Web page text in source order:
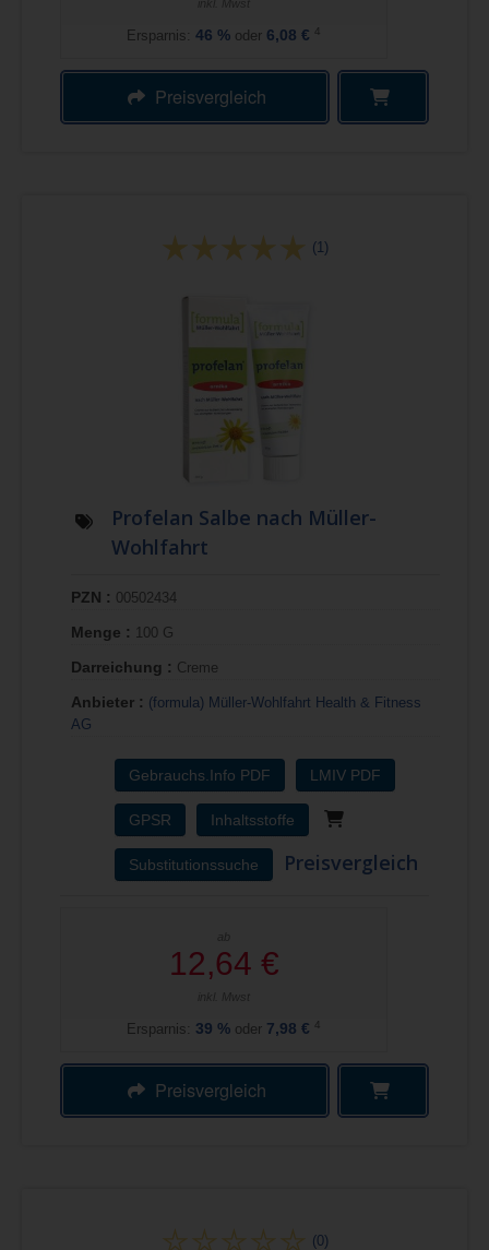
inkl. Mwst
Ersparnis: 46 % oder 6,08 € 4
Preisvergleich
(1)
Profelan Salbe nach Müller-
Wohlfahrt
PZN : 00502434
Menge : 100 G
Darreichung : Creme
Anbieter : (formula) Müller-Wohlfahrt Health & Fitness
AG
Gebrauchs.Info PDF LMIV PDF
GPSR Inhaltsstoffe
Substitutionssuche Preisvergleich
ab
12,64 €
inkl. Mwst
Ersparnis: 39 % oder 7,98 € 4
Preisvergleich
(0)